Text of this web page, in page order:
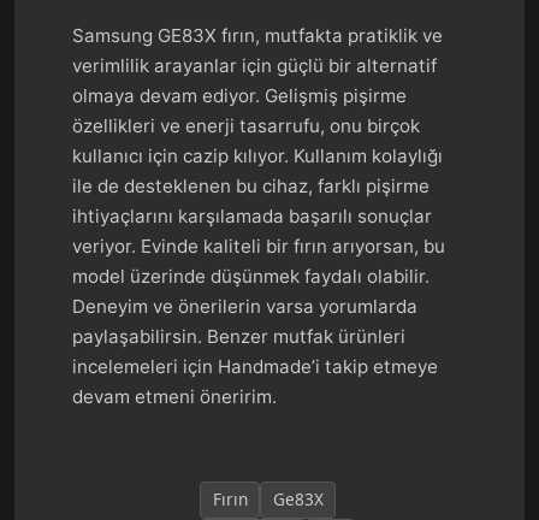
Samsung GE83X fırın, mutfakta pratiklik ve
verimlilik arayanlar için güçlü bir alternatif
olmaya devam ediyor. Gelişmiş pişirme
özellikleri ve enerji tasarrufu, onu birçok
kullanıcı için cazip kılıyor. Kullanım kolaylığı
ile de desteklenen bu cihaz, farklı pişirme
ihtiyaçlarını karşılamada başarılı sonuçlar
veriyor. Evinde kaliteli bir fırın arıyorsan, bu
model üzerinde düşünmek faydalı olabilir.
Deneyim ve önerilerin varsa yorumlarda
paylaşabilirsin. Benzer mutfak ürünleri
incelemeleri için Handmade’i takip etmeye
devam etmeni öneririm.
Fırın
Ge83X